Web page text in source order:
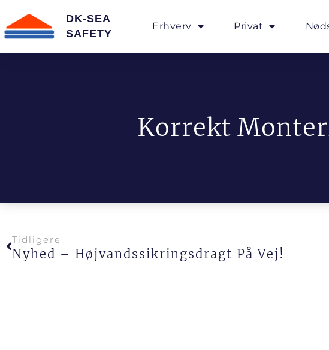
DK-SEA
SAFETY
Erhverv Privat
Korrekt
Tidligere
Nyhed – Højvandssikringsdragt På Vej!